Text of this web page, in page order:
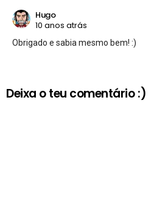
Hugo
10 anos atrás
Obrigado e sabia mesmo bem! :)
Deixa o teu comentário :)